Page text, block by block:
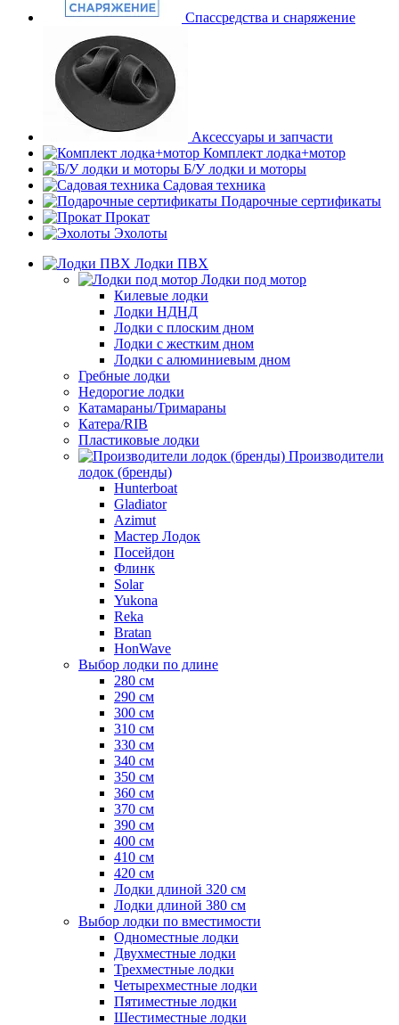
Спассредства и снаряжение
Аксессуары и запчасти
Комплект лодка+мотор
Б/У лодки и моторы
Садовая техника
Подарочные сертификаты
Прокат
Эхолоты
Лодки ПВХ
Лодки под мотор
Килевые лодки
Лодки НДНД
Лодки с плоским дном
Лодки с жестким дном
Лодки с алюминиевым дном
Гребные лодки
Недорогие лодки
Катамараны/Тримараны
Катера/RIB
Пластиковые лодки
Производители
лодок (бренды)
Hunterboat
Gladiator
Azimut
Мастер Лодок
Посейдон
Флинк
Solar
Yukona
Reka
Bratan
HonWave
Выбор лодки по длине
280 см
290 см
300 см
310 см
330 см
340 см
350 см
360 см
370 см
390 см
400 см
410 см
420 см
Лодки длиной 320 см
Лодки длиной 380 см
Выбор лодки по вместимости
Одноместные лодки
Двухместные лодки
Трехместные лодки
Четырехместные лодки
Пятиместные лодки
Шестиместные лодки